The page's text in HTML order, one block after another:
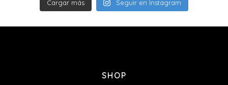
Cargar más Seguir en Instagram
SHOP